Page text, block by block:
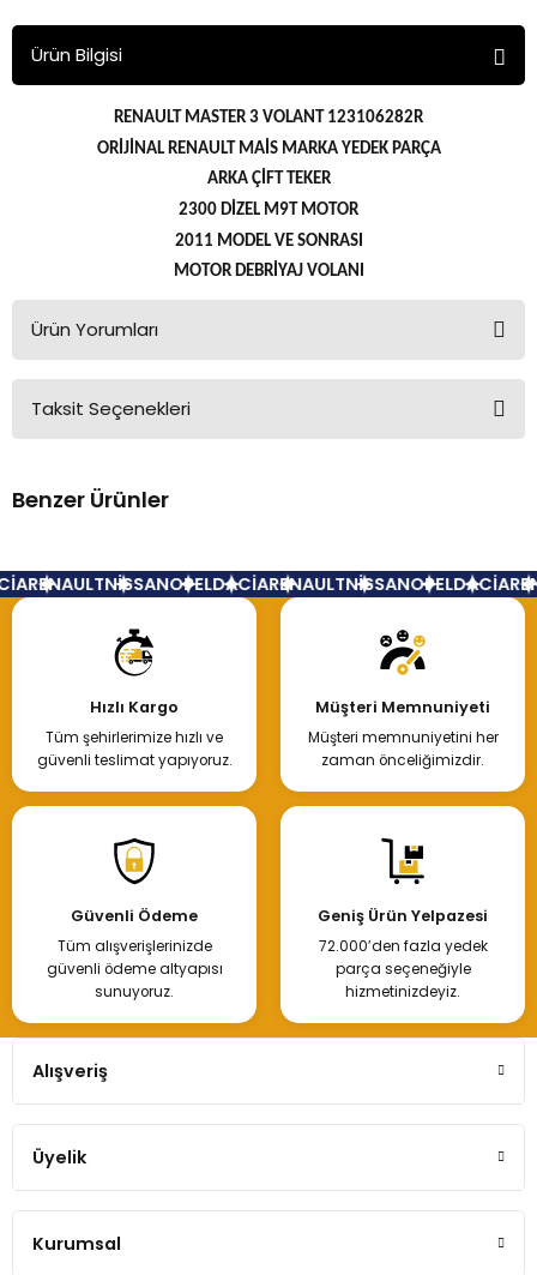
Ürün Bilgisi
RENAULT MASTER 3 VOLANT 123106282R
ORİJİNAL RENAULT MAİS MARKA YEDEK PARÇA
ARKA ÇİFT TEKER
2300 DİZEL M9T MOTOR
2011 MODEL VE SONRASI
MOTOR DEBRİYAJ VOLANI
Ürün Yorumları
Bu ürüne ilk yorumu siz yapın!
Taksit Seçenekleri
Benzer Ürünler
36.000,00 TL
Hemen İncele
Master 3 Volan Debriyaj Seti Bilya 123008544R
73.926,94 TL
Hemen İncele
Renault Master 3 Volant Debriyaj Seti Debriyaj Rulmanı
RENAULTNİSSANOPELDACİARENAULTNİSSANOPELDACİA
Hızlı Kargo
Tüm şehirlerimize hızlı ve
güvenli teslimat yapıyoruz.
Müşteri Memnuniyeti
Müşteri memnuniyetini her
zaman önceliğimizdir.
Güvenli Ödeme
Tüm alışverişlerinizde
güvenli ödeme altyapısı
sunuyoruz.
Geniş Ürün Yelpazesi
72.000’den fazla yedek
parça seçeneğiyle
hizmetinizdeyiz.
Alışveriş
Üyelik
Kurumsal